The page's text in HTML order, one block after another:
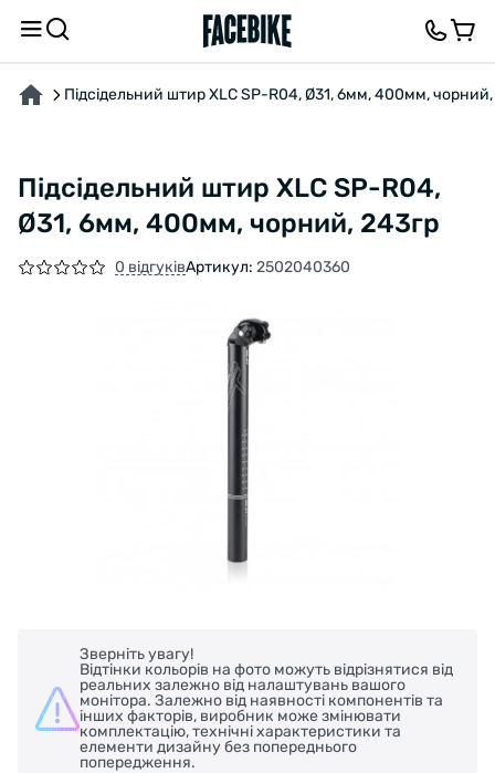
Підсідельний штир XLC SP-R04, Ø31, 6мм, 400мм,
Підсідельний штир XLC SP-R04,
Ø31, 6мм, 400мм, чорний, 243гр
0 відгуківАртикул: 2502040360
Зверніть увагу!
Відтінки кольорів на фото можуть відрізнятися від
реальних залежно від налаштувань вашого
монітора. Залежно від наявності компонентів та
інших факторів, виробник може змінювати
комплектацію, технічні характеристики та
елементи дизайну без попереднього
попередження.
ПРО ТОВАР ВІДГУКИ ТА ЗАПИТАННЯ